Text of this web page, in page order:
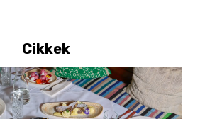
Cikkek